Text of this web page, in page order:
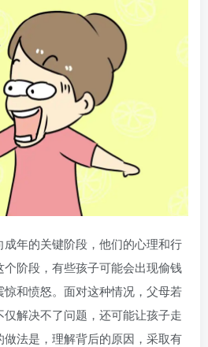
年的关键阶段，他们的心理和行
阶段，有些孩子可能会出现偷钱
和愤怒。面对这种情况，父母若
解决不了问题，还可能让孩子走
做法是，理解背后的原因，采取有